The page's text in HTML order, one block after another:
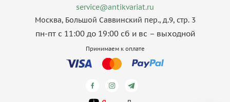
service@antikvariat.ru
Москва, Большой Саввинский пер., д.9, стр. 3
пн-пт с 11:00 до 19:00 сб и вс – выходной
Принимаем к оплате